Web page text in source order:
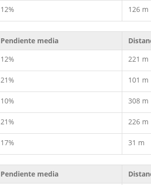
12% 126 m
Pendiente media
12% 221 m
21% 101 m
10% 308 m
21% 226 m
17% 31 m
Pendiente media